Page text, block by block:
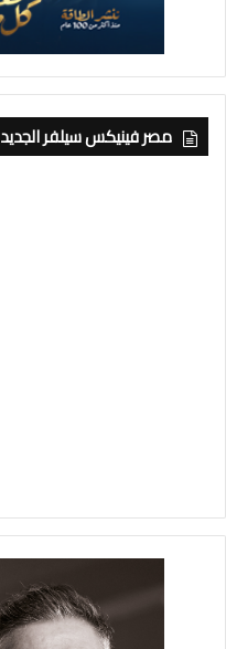
مصر فينيكس سيلفر الجديد